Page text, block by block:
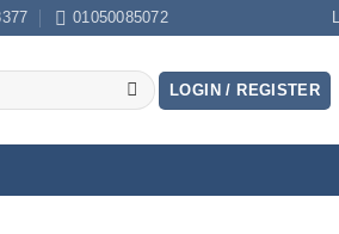
01050085072
LOGIN / REGISTER